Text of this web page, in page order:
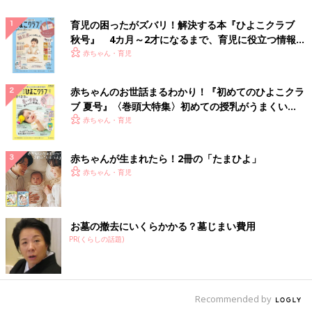
育児の困ったがズバリ！解決する本『ひよこクラブ
秋号』 4カ月～2才になるまで、育児に役立つ情報が
いっぱい！
赤ちゃん・育児
赤ちゃんのお世話まるわかり！『初めてのひよこクラ
ブ 夏号』〈巻頭大特集〉初めての授乳がうまくい
く！ おっぱい・ミルクの基本と夏のトラブル 解決テ
赤ちゃん・育児
赤ちゃんが生まれたら！2冊の「たまひよ」
赤ちゃん・育児
お墓の撤去にいくらかかる？墓じまい費用
PR(くらしの話題)
Recommended by